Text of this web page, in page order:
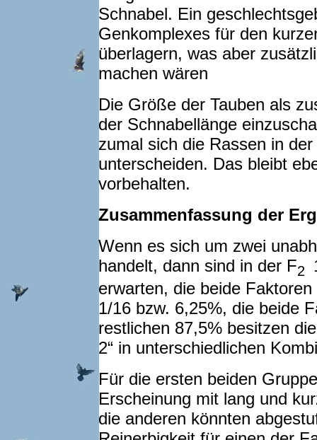
Schnabel. Ein
Genkomplexes für den
überlagern, was aber
machen wären
Die Größe der Tauben als
der Schnabellänge
zumal sich die Rassen in
unterscheiden. Das bleibt
vorbehalten.
Zusammenfassung der
Wenn es sich um zwei
handelt, dann sind in der F2
erwarten, die beide
1/16 bzw. 6,25%, die beide
restlichen 87,5% besitzen
2“ in unterschiedlichen
Für die ersten beiden
Erscheinung mit lang und
die anderen könnten